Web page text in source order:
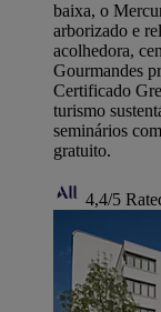
baixa, o
arborizado e
acolhedora,
Gourmandes
Certificado
turismo
seminários
gratuito.
4,4/5